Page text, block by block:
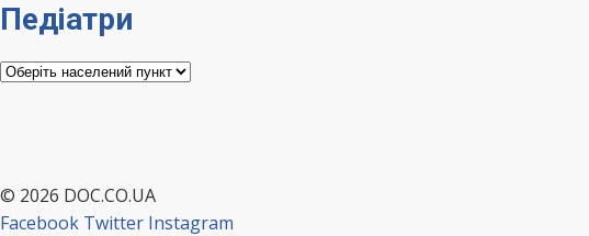
Педіатри
Педіатри
© 2026 DOC.CO.UA
Facebook Twitter Instagram